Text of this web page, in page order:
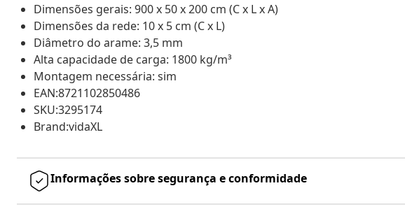
Dimensões gerais: 900 x 50 x 200 cm (C x L x A)
Dimensões da rede: 10 x 5 cm (C x L)
Diâmetro do arame: 3,5 mm
Alta capacidade de carga: 1800 kg/m³
Montagem necessária: sim
EAN:8721102850486
SKU:3295174
Brand:vidaXL
Informações sobre segurança e conformidade